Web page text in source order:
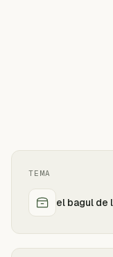
TEMA
el bagul de